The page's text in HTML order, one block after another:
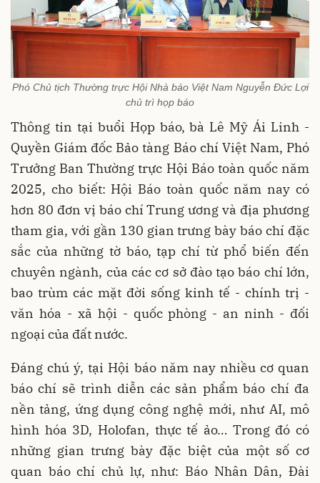
Phó Chủ tịch Thường trực Hội Nhà báo Việt Nam Nguyễn Đức Lợi
chủ trì họp báo
Thông tin tại buổi Họp báo, bà Lê Mỹ Ái Linh -
Quyền Giám đốc Bảo tàng Báo chí Việt Nam, Phó
Trưởng Ban Thường trực Hội Báo toàn quốc năm
2025, cho biết: Hội Báo toàn quốc năm nay có
hơn 80 đơn vị báo chí Trung ương và địa phương
tham gia, với gần 130 gian trưng bày báo chí đặc
sắc của những tờ báo, tạp chí từ phổ biến đến
chuyên ngành, của các cơ sở đào tạo báo chí lớn,
bao trùm các mặt đời sống kinh tế - chính trị -
văn hóa - xã hội - quốc phòng - an ninh - đối
ngoại của đất nước.
Đáng chú ý, tại Hội báo năm nay nhiều cơ quan
báo chí sẽ trình diễn các sản phẩm báo chí đa
nền tảng, ứng dụng công nghệ mới, như AI, mô
hình hóa 3D, Holofan, thực tế ảo… Trong đó có
những gian trưng bày đặc biệt của một số cơ
quan báo chí chủ lự, như: Báo Nhân Dân, Đài